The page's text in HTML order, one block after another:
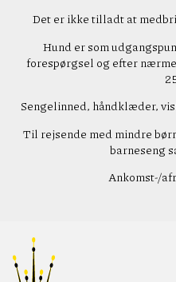
Det er ikke tilladt at
Hund er som
forespørgsel og efter
Sengelinned, håndklæder,
Til rejsende med mindre
barneseng
Ankomst-/